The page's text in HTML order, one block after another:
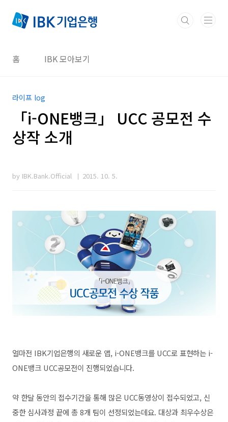
홈 IBK 모아보기
라이프 log
「i-ONE뱅크」 UCC 공모전 수
상작 소개
by IBK.Bank.Official 2015. 10. 5.
얼마전 IBK기업은행의 새로운 앱, i-ONE뱅크를 UCC로 표현하는 i-
ONE뱅크 UCC공모전이 진행되었습니다.
약 한달 동안의 접수기간을 통해 많은 UCC동영상이 접수되었고, 신
중한 심사과정 끝에 총 8개 팀이 선정되었는데요. 대상과 최우수상은